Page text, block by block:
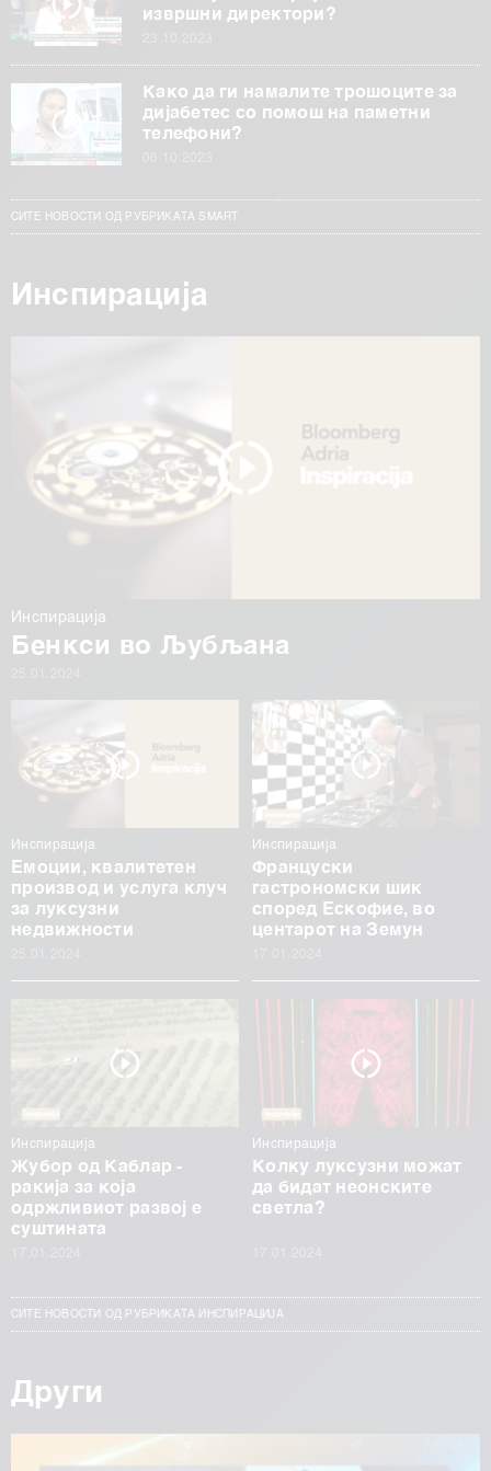
извршни директори?
Како да ги намалите трошоците за
дијабетес со помош на паметни
телефони?
СИТЕ НОВОСТИ ОД РУБРИКАТА SMART
Инспирација
Инспирација
Бенкси во Љубљана
Инспирација
Емоции, квалитетен
производ и услуга клуч
за луксузни
недвижности
Инспирација
Француски
гастрономски шик
според Ескофие, во
центарот на Земун
Инспирација
Жубор од Каблар -
ракија за која
одржливиот развој е
суштината
Инспирација
Колку луксузни можат
да бидат неонските
светла?
СИТЕ НОВОСТИ ОД РУБРИКАТА ИНСПИРАЦИЈА
Други